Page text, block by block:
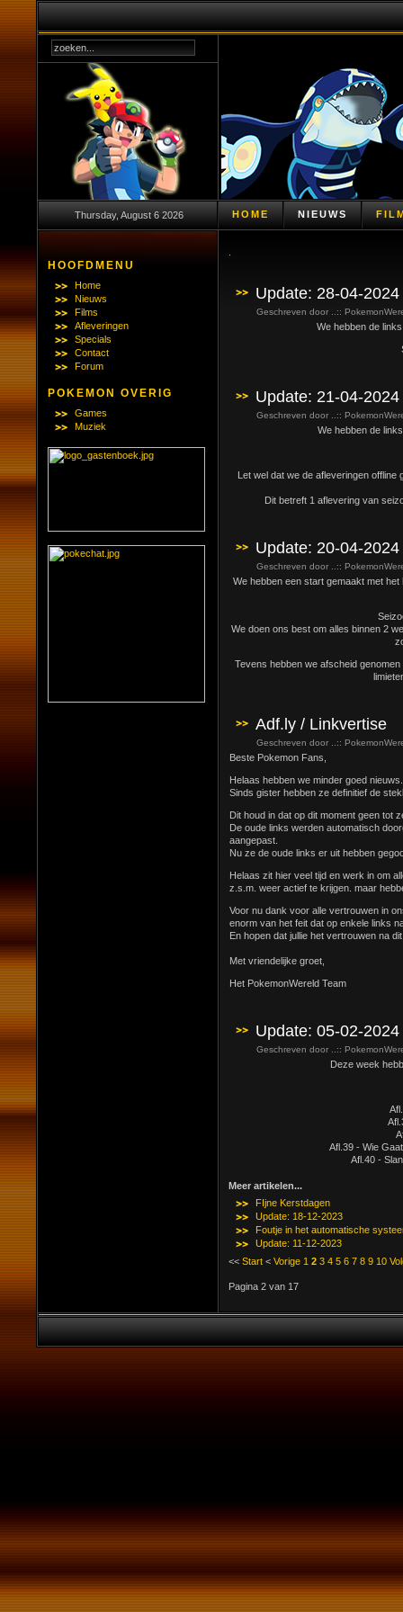
Thursday, August 6 2026 HOME NIEUWS
HOOFDMENU
Home
Nieuws
Films
Afleveringen
Specials
Contact
Forum
POKEMON OVERIG
Games
Muziek
Update: 28-04-2024
Geschreven door ..::
We hebben de links
Update: 21-04-2024
Geschreven door ..::
We hebben de
Let wel dat we de afleveringen
Dit betreft 1 aflevering van
Update: 20-04-2024
Geschreven door ..::
We hebben een start gemaakt met
We doen ons best om alles binnen 2
Tevens hebben we afscheid
Adf.ly / Linkvertise
Geschreven door ..::
Beste Pokemon Fans,
Helaas hebben we minder goed nieuws.
Sinds gister hebben ze definitief de
Dit houd in dat op dit moment geen tot
De oude links werden automatisch
aangepast.
Nu ze de oude links er uit hebben
Helaas zit hier veel tijd en werk in om
z.s.m. weer actief te krijgen. maar
Voor nu dank voor alle vertrouwen in
enorm van het feit dat op enkele links
En hopen dat jullie het vertrouwen na
Met vriendelijke groet,
Het PokemonWereld Team
Update: 05-02-2024
Geschreven door ..::
Deze week
Afl.39 - Wie
Afl.40 -
Meer artikelen...
FIjne Kerstdagen
Update: 18-12-2023
Foutje in het automatische
Update: 11-12-2023
<< Start < Vorige 1 2 3 4 5 6 7 8 9 10
Pagina 2 van 17